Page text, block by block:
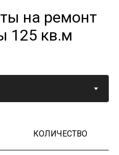
на ремонт
125 кв.м
КОЛИЧЕСТВО